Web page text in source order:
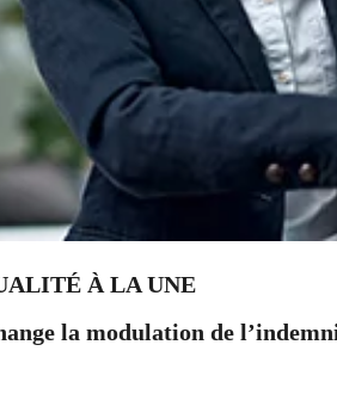
À LA UNE
la modulation de